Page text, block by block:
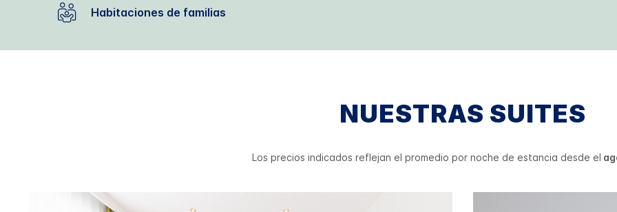
Habitaciones de familias
NUESTRAS SUITES
Los precios indicados reflejan el promedio por noche de estancia desde el